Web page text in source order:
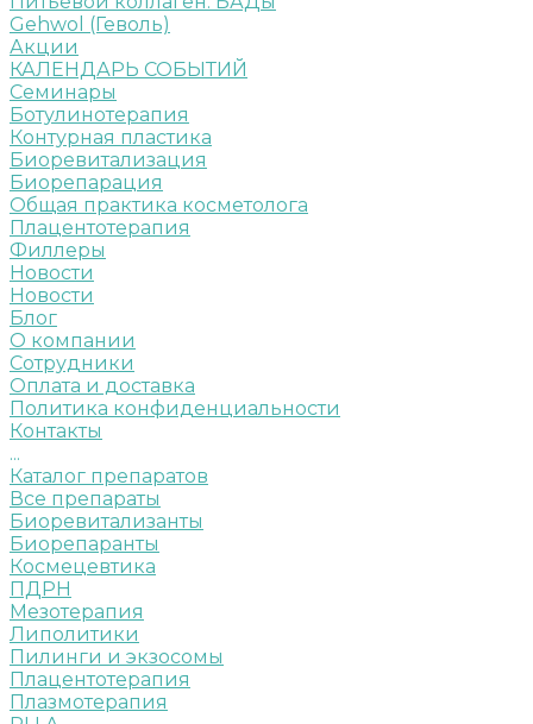
Gehwol (Геволь)
Акции
КАЛЕНДАРЬ СОБЫТИЙ
Семинары
Ботулинотерапия
Контурная пластика
Биоревитализация
Биорепарация
Общая практика косметолога
Плацентотерапия
Филлеры
Новости
Новости
Блог
О компании
Сотрудники
Оплата и доставка
Политика конфиденциальности
Контакты
...
Каталог препаратов
Все препараты
Биоревитализанты
Биорепаранты
Космецевтика
ПДРН
Мезотерапия
Липолитики
Пилинги и экзосомы
Плацентотерапия
Плазмотерапия